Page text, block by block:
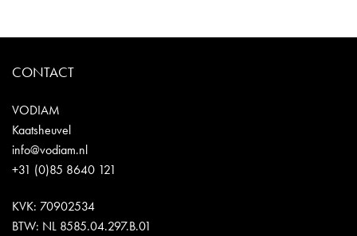
CONTACT
VODIAM
Kaatsheuvel
info@vodiam.nl
+31 (0)85 8640 121
KVK: 70902534
BTW: NL 8585.04.297.B.01